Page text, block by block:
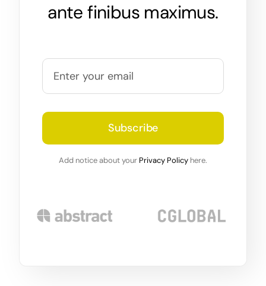
ante finibus maximus.
Subscribe
Add notice about your Privacy Policy here.